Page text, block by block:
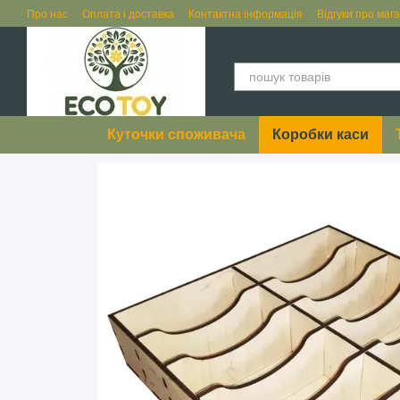
Перейти до основного контенту
Про нас Оплата і доставка Контактна інформація Відгуки про
Куточки споживача Коробки каси